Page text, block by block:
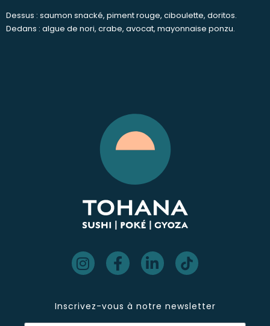
Dessus : saumon snacké, piment rouge, ciboulette, doritos.
Dedans : algue de nori, crabe, avocat, mayonnaise ponzu.
Inscrivez-vous à notre newsletter